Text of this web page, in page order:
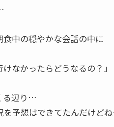
食中の穏やかな会話の中に
けなかったらどうなるの？」
る辺り…
を予想はできてたんだけど